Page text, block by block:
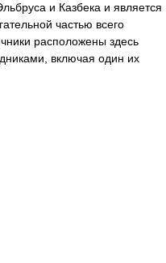
и Казбека и является
частью всего
расположены здесь
включая один их